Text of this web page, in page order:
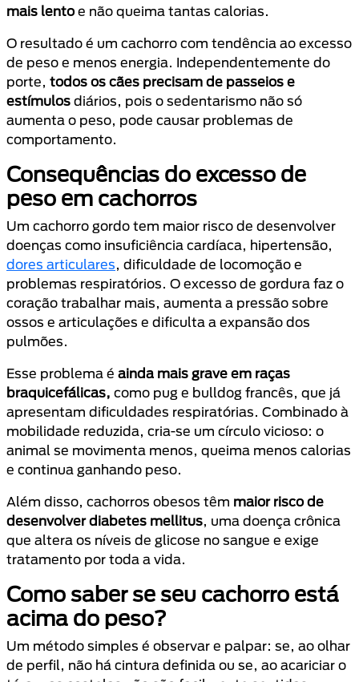
mais lentoe não queima tantas calorias.
O resultado é um cachorro com tendência ao excesso
de peso e menos energia. Independentemente do
porte, todos os cães precisam de passeios e
estímulos diários, pois o sedentarismo não só
aumenta o peso, pode causar problemas de
comportamento.
Consequências do excesso de
peso em cachorros
Um cachorro gordo tem maior risco de desenvolver
doenças como insuficiência cardíaca, hipertensão,
dores articulares, dificuldade de locomoção e
problemas respiratórios. O excesso de gordura faz o
coração trabalhar mais, aumenta a pressão sobre
ossos e articulações e dificulta a expansão dos
pulmões.
Esse problema é ainda mais grave em raças
braquicefálicas, como pug e bulldog francês, que já
apresentam dificuldades respiratórias. Combinado à
mobilidade reduzida, cria-se um círculo vicioso: o
animal se movimenta menos, queima menos calorias
e continua ganhando peso.
Além disso, cachorros obesos têm maior risco de
desenvolver diabetes mellitus, uma doença crônica
que altera os níveis de glicose no sangue e exige
tratamento por toda a vida.
Como saber se seu cachorro está
acima do peso?
Um método simples é observar e palpar: se, ao olhar
de perfil, não há cintura definida ou se, ao acariciar o